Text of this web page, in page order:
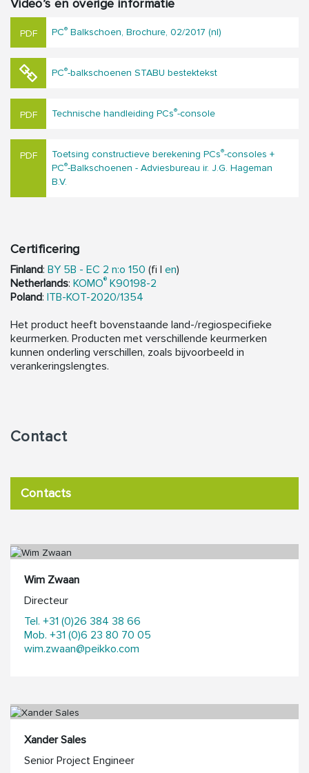
Video’s en overige informatie
PC® Balkschoen, Brochure, 02/2017 (nl)
PC®-balkschoenen STABU bestektekst
Technische handleiding PCs®-console
Toetsing constructieve berekening PCs®-consoles +
PC®-Balkschoenen - Adviesbureau ir. J.G. Hageman
B.V.
Certificering
Finland: BY 5B - EC 2 n:o 150 (fi | en)
Netherlands: KOMO® K90198-2
Poland: ITB-KOT-2020/1354
Het product heeft bovenstaande land-/regiospecifieke
keurmerken. Producten met verschillende keurmerken
kunnen onderling verschillen, zoals bijvoorbeeld in
verankeringslengtes.
Contact
Contacts
Wim Zwaan
Directeur
Tel. +31 (0)26 384 38 66
Mob. +31 (0)6 23 80 70 05
wim.zwaan@peikko.com
Xander Sales
Senior Project Engineer